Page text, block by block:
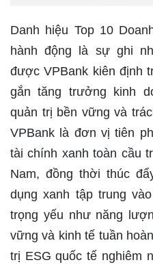
Danh hiệu Top 10
hành động là sự ghi
được VPBank kiên định
gắn tăng trưởng kinh
quản trị bền vững và
VPBank là đơn vị tiên
tài chính xanh toàn cầu
Nam, đồng thời thúc
dụng xanh tập trung
trọng yếu như năng
vững và kinh tế tuần
trị ESG quốc tế nghiêm